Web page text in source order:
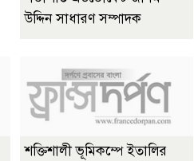
উদ্দিন সাধারণ সম্পাদক
শক্তিশালী ভূমিকম্পে ইতালির